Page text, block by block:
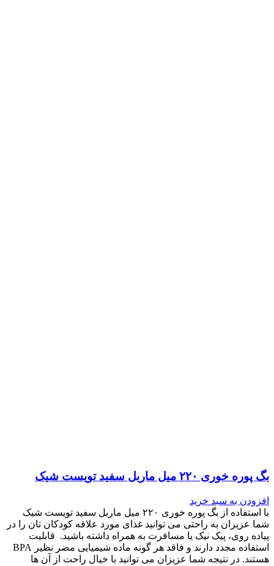
بگ پوره خوری ۲۲۰ میل ماربل سفید تویست شیک
افزودن به سبد خرید
با استفاده از بگ پوره خوری ۲۲۰ میل ماربل سفید تویست شیک
شما عزیزان به راحتی می توانید غذای مورد علاقه کودکان تان را در
پیاده روی، پیک نیک یا مسافرت به همراه داشته باشید. قابلیت
استفاده مجدد دارند و فاقد هر گونه ماده شیمیایی مضر نظیر BPA
هستند. در نتیجه شما عزیزان می توانید با خیال راحت از آن ها